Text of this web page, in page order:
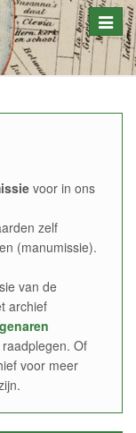
Toggle
voor in ons
zelf
(manumissie).
van de
archief
Of
voor meer